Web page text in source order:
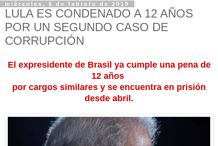
miércoles, 6 de febrero de 2019
LULA ES CONDENADO A 12 AÑOS
POR UN SEGUNDO CASO DE
CORRUPCIÓN
El expresidente de Brasil ya cumple una pena de
12 años
por cargos similares y se encuentra en prisión
desde abril.